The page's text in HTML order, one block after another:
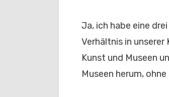
Ja, ich habe eine
Verhältnis in
Kunst und Museen
Museen herum,